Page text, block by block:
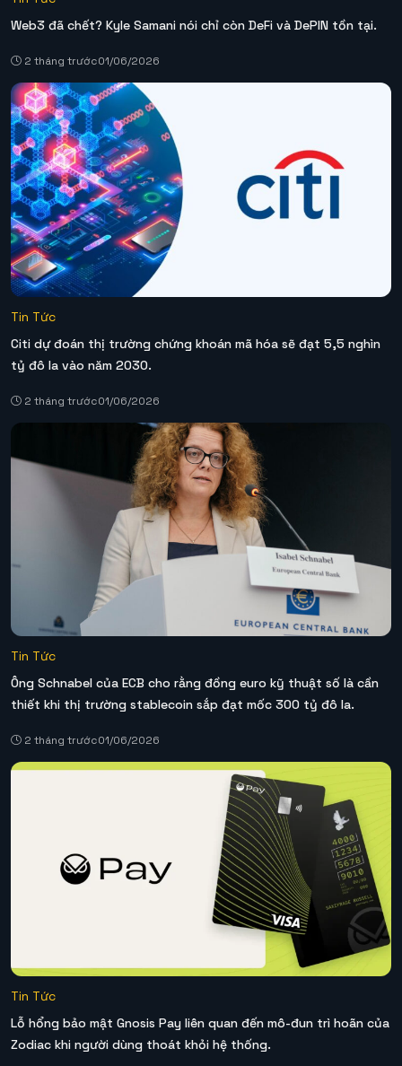
Web3 đã chết? Kyle Samani nói chỉ còn DeFi và DePIN tồn tại.
2 tháng trước01/06/2026
Tin Tức
Citi dự đoán thị trường chứng khoán mã hóa sẽ đạt 5,5 nghìn
tỷ đô la vào năm 2030.
2 tháng trước01/06/2026
Tin Tức
Ông Schnabel của ECB cho rằng đồng euro kỹ thuật số là cần
thiết khi thị trường stablecoin sắp đạt mốc 300 tỷ đô la.
2 tháng trước01/06/2026
Tin Tức
Lỗ hổng bảo mật Gnosis Pay liên quan đến mô-đun trì hoãn của
Zodiac khi người dùng thoát khỏi hệ thống.